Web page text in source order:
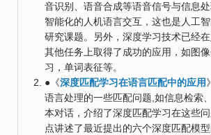
音识别、语音合成等语音信号与信息
智能化的人机语言交互，这也是人工
研究课题。另外，深度学习技术已经
其他任务上取得了成功的应用，如图
习，单词表征等。
●《深度匹配学习在语言匹配中的应用
语言处理的一些匹配问题,如信息检索
本对话，介绍了深度匹配学习在这些
点讲述了最近提出的六个深度匹配模